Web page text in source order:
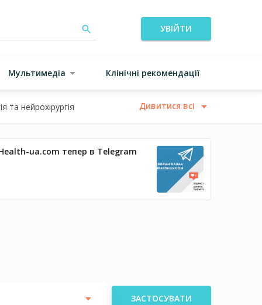
УВІЙТИ
Мультимедіа Клінічні рекомендації
та нейрохірургія Дивитися всі
ua.com тепер в Telegram
ЗАСТОСУВАТИ